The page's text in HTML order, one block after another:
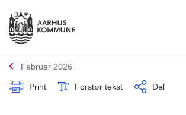
Februar 2026
Print Forstør tekst Del